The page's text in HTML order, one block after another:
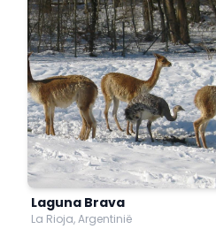
Laguna Brava
La Rioja, Argentinië